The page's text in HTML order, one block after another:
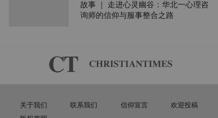
故事 ｜ 走进心灵幽谷：华北一心理咨
询师的信仰与服事整合之路
关于我们 联系我们 信仰宣言
欢迎投稿